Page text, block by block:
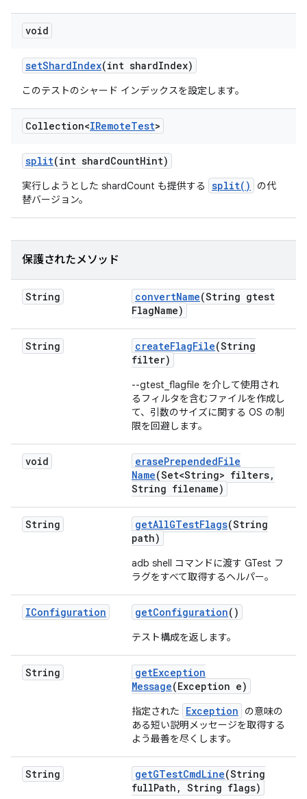
void
setShardIndex(int shardIndex)
このテストのシャード インデックスを設定します。
Collection<IRemoteTest>
split(int shardCountHint)
実行しようとした shardCount も提供する split()
の代
替バージョン。
保護されたメソッド
String convertName(String gtest
FlagName)
String createFlagFile(String
filter)
--gtest_flagfile を介して使用され
るフィルタを含むファイルを作成し
て、引数のサイズに関する OS の制
限を回避します。
void erasePrependedFile
Name(Set<String> filters,
String filename)
String getAllGTestFlags(String
path)
adb shell コマンドに渡す GTest フ
ラグをすべて取得するヘルパー。
IConfiguration getConfiguration()
テスト構成を返します。
String getException
Message(Exception e)
指定された Exception
の意味の
ある短い説明メッセージを取得する
よう最善を尽くします。
String getGTestCmdLine(String
fullPath , String flags)